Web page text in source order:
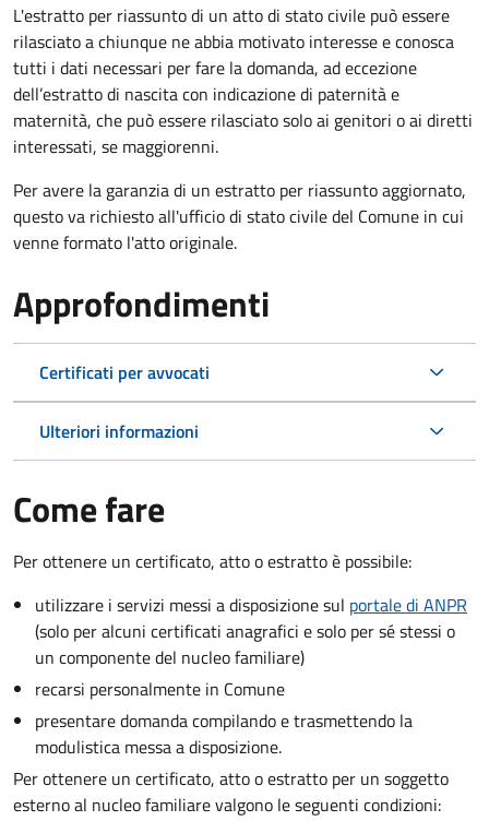
L'estratto per riassunto di un atto di stato civile può essere
rilasciato a chiunque ne abbia motivato interesse e conosca
tutti i dati necessari per fare la domanda, ad eccezione
dell’estratto di nascita con indicazione di paternità e
maternità, che può essere rilasciato solo ai genitori o ai diretti
interessati, se maggiorenni.
Per avere la garanzia di un estratto per riassunto aggiornato,
questo va richiesto all'ufficio di stato civile del Comune in cui
venne formato l'atto originale.
Approfondimenti
Certificati per avvocati
Ulteriori informazioni
Come fare
Per ottenere un certificato, atto o estratto è possibile:
utilizzare i servizi messi a disposizione sul portale di ANPR
(solo per alcuni certificati anagrafici e solo per sé stessi o
un componente del nucleo familiare)
recarsi personalmente in Comune
presentare domanda compilando e trasmettendo la
modulistica messa a disposizione.
Per ottenere un certificato, atto o estratto per un soggetto
esterno al nucleo familiare valgono le seguenti condizioni: